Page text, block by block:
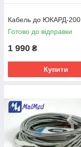
Кабель до ЮКАРД-200
Готово до відправки
1 990 ₴
Купити